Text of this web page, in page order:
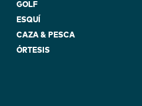
GOLF
ESQUÍ
CAZA & PESCA
ÓRTESIS